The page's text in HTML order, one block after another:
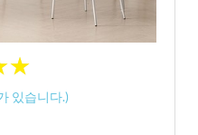
★
★
있습니다.)